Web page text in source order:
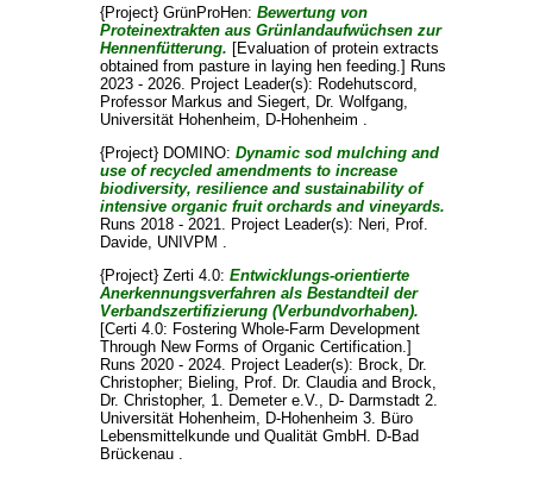
{Project} GrünProHen: Bewertung von
Proteinextrakten aus Grünlandaufwüchsen zur
Hennenfütterung. [Evaluation of protein extracts
obtained from pasture in laying hen feeding.] Runs
2023 - 2026. Project Leader(s): Rodehutscord,
Professor Markus and Siegert, Dr. Wolfgang,
Universität Hohenheim, D-Hohenheim .
{Project} DOMINO: Dynamic sod mulching and
use of recycled amendments to increase
biodiversity, resilience and sustainability of
intensive organic fruit orchards and vineyards.
Runs 2018 - 2021. Project Leader(s): Neri, Prof.
Davide, UNIVPM .
{Project} Zerti 4.0: Entwicklungs-orientierte
Anerkennungsverfahren als Bestandteil der
Verbandszertifizierung (Verbundvorhaben).
[Certi 4.0: Fostering Whole-Farm Development
Through New Forms of Organic Certification.]
Runs 2020 - 2024. Project Leader(s): Brock, Dr.
Christopher; Bieling, Prof. Dr. Claudiaand Brock,
Dr. Christopher, 1. Demeter e.V., D- Darmstadt 2.
Universität Hohenheim, D-Hohenheim 3. Büro
Lebensmittelkunde und Qualität GmbH. D-Bad
Brückenau .